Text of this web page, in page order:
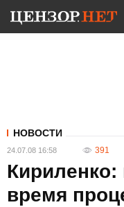
НОВОСТИ
24.07.08 16:58 391
время